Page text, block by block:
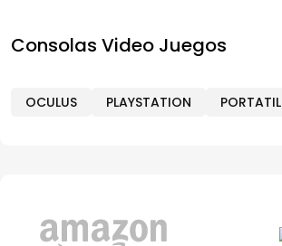
Consolas Video Juegos
OCULUS PLAYSTATION PORTATIL